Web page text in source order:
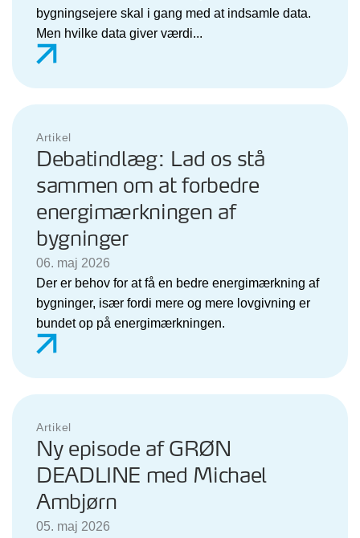
bygningsejere skal i gang med at indsamle data.
Men hvilke data giver værdi...
Artikel
Debatindlæg: Lad os stå
sammen om at forbedre
energimærkningen af
bygninger
06. maj 2026
Der er behov for at få en bedre energimærkning af
bygninger, især fordi mere og mere lovgivning er
bundet op på energimærkningen.
Artikel
Ny episode af GRØN
DEADLINE med Michael
Ambjørn
05. maj 2026